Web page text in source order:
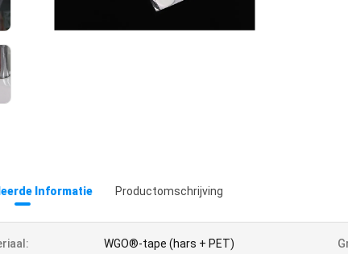
Informatie Productomschrijving
WGO®-tape (hars + PET)